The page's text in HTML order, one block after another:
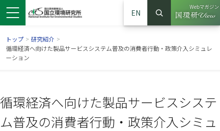
EN
サイト内検索
検索
Webマガジン
（別ウイ
トップ > 研究紹介 >
循環経済へ向けた製品サービスシステム普及の消費者行動・政策介入シミュレ
ーション
循環経済へ向けた製品サービスシステ
ム普及の消費者行動・政策介入シミュ